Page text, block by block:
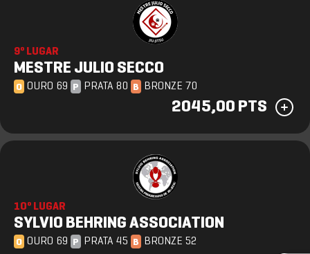
9º LUGAR
MESTRE JULIO SECCO
O OURO 69 P PRATA 80 B BRONZE 70
2045,00 PTS
10º LUGAR
SYLVIO BEHRING ASSOCIATION
O OURO 69 P PRATA 45 B BRONZE 52